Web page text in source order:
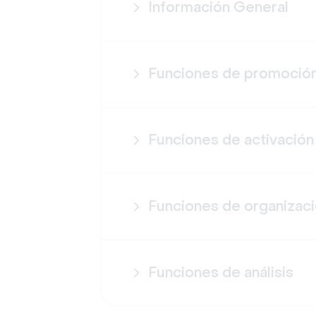
Información General
Funciones de
Funciones de activación
Funciones de
Funciones de análisis